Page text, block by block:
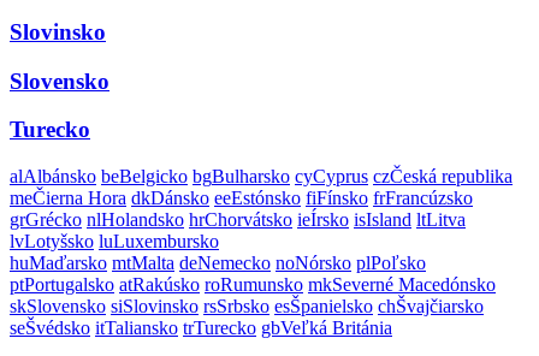
Slovinsko
Slovensko
Turecko
alAlbánsko beBelgicko bgBulharsko cyCyprus czČeská republika
meČierna Hora dkDánsko eeEstónsko fiFínsko frFrancúzsko
grGrécko nlHolandsko hrChorvátsko ieÍrsko isIsland ltLitva
lvLotyšsko luLuxembursko
huMaďarsko mtMalta deNemecko noNórsko plPoľsko
ptPortugalsko atRakúsko roRumunsko mkSeverné Macedónsko
skSlovensko siSlovinsko rsSrbsko esŠpanielsko chŠvajčiarsko
seŠvédsko itTaliansko trTurecko gbVeľká Británia